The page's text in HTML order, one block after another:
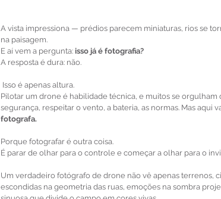
A vista impressiona — prédios parecem miniaturas, rios se
na paisagem.
E aí vem a pergunta: isso já é fotografia?
A resposta é dura: não.
Isso é apenas altura.
Pilotar um drone é habilidade técnica, e muitos se orgulham
segurança, respeitar o vento, a bateria, as normas. Mas aqui
fotografa.
Porque fotografar é outra coisa.
É parar de olhar para o controle e começar a olhar para o
Um verdadeiro fotógrafo de drone não vê apenas terrenos,
escondidas na geometria das ruas, emoções na sombra